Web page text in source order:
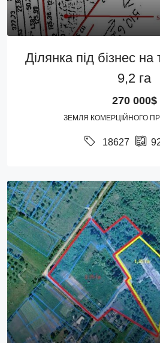
Ділянка під бізнес на
9,2 га
270 000$
ЗЕМЛЯ КОМЕРЦІЙНОГО
18627